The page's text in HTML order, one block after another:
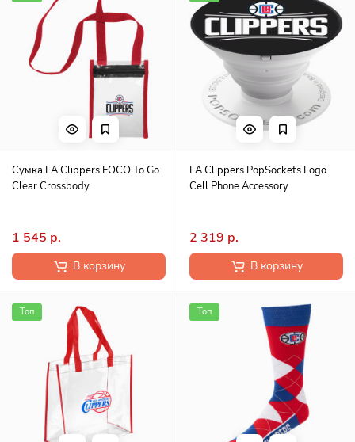
Сумка LA Clippers FOCO To Go
Clear Crossbody
1 545 р.
В корзину
LA Clippers PopSockets Logo
Cell Phone Accessory
2 319 р.
В корзину
Топ Топ